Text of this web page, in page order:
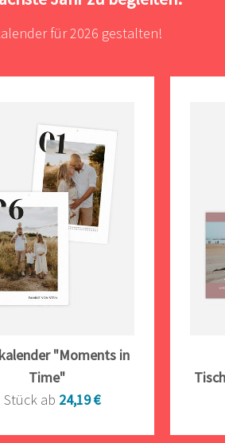
für 2026 gestalten!
"Moments in
Time"
Stück ab 24,19 €